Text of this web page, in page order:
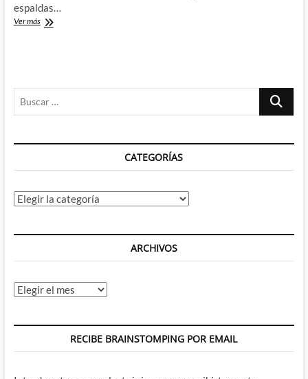
espaldas…
Ver másAdiós
Buscar
CATEGORÍAS
Categorías
ARCHIVOS
Archivos
RECIBE BRAINSTOMPING POR EMAIL